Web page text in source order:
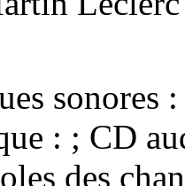
sonores
: ; CD
des